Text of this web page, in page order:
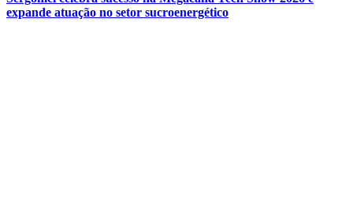
expande atuação no setor sucroenergético